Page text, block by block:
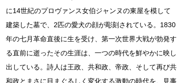
に14世紀のプロヴァンス女伯ジャンヌの東屋を模して
建築した墓で、2匹の愛犬の顔が彫刻されている。1830
年の七月革命直後に生を受け、第一次世界大戦が勃発す
る直前に逝ったその生涯は、一つの時代を鮮やかに映し
出している。詩人は王政、共和政、帝政、そして再び共
和政とまさに目まぐるしく変化する激動の時代を、見事